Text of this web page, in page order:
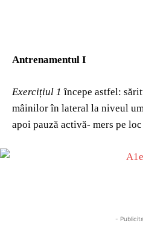
Antrenamentul I
Exercițiul 1 începe astfel:
mâinilor în lateral la niveul
apoi pauză activă- mers pe
-